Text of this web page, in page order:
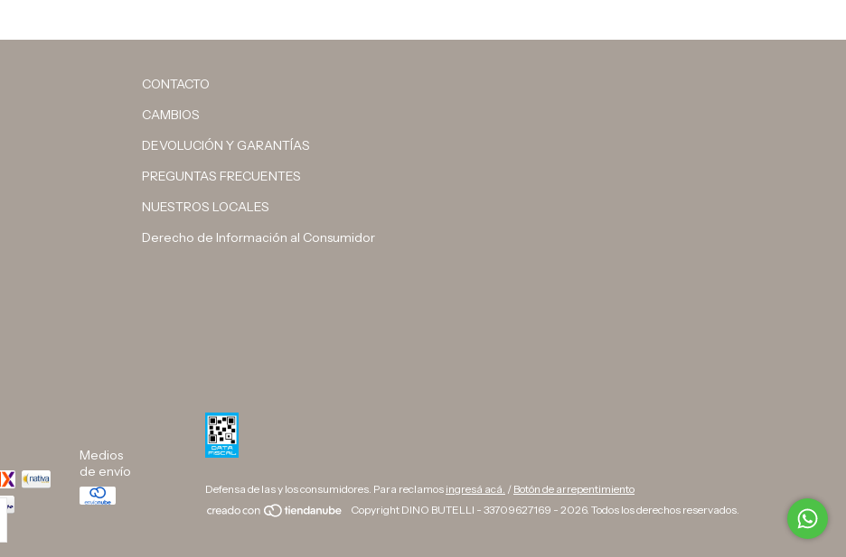
CONTACTO
CAMBIOS
DEVOLUCIÓN Y GARANTÍAS
PREGUNTAS FRECUENTES
NUESTROS LOCALES
Derecho de Información al Consumidor
Medios
de envío
Defensa de las y los consumidores. Para reclamos ingresá acá. / Botón de arrepentimiento
Copyright DINO BUTELLI - 33709627169 - 2026. Todos los derechos reservados.